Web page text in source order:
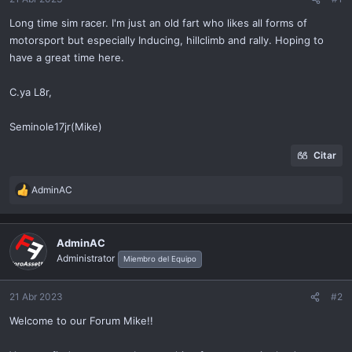
Long time sim racer. I'm just an old fart who likes all forms of
motorsport but especially Inducing, hillclimb and rally. Hoping to
have a great time here.
C.ya L8r,
Seminole17jr(Mike)
Citar
R
a
c
t
i
o
n
:
AdminAC
AdminAC
Administrator Miembro del Equipo
21 Abr 2023 #2
Welcome to our Forum Mike!!